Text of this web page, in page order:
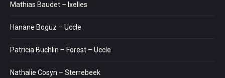
Mathias Baudet – Ixelles
Hanane Boguz – Uccle
Patricia Buchlin – Forest – Uccle
Nathalie Cosyn – Sterrebeek